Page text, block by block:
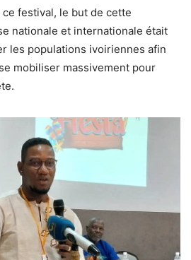
festival, le but de cette
nationale et internationale était
les populations ivoiriennes afin
mobiliser massivement pour